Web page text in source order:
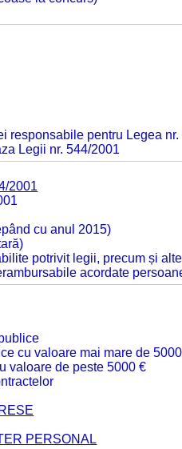
responsabile pentru Legea nr.
Legii nr. 544/2001
2001
cu anul 2015)
potrivit legii, precum și
acordate
cu valoare mai mare de
valoare de peste 5000 €
PERSONAL